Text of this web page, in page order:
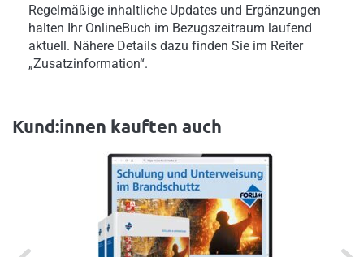
Regelmäßige inhaltliche Updates und Ergänzungen
halten Ihr OnlineBuch im Bezugszeitraum laufend
aktuell. Nähere Details dazu finden Sie im Reiter
„Zusatzinformation“.
Kund:innen kauften auch
Previous Next